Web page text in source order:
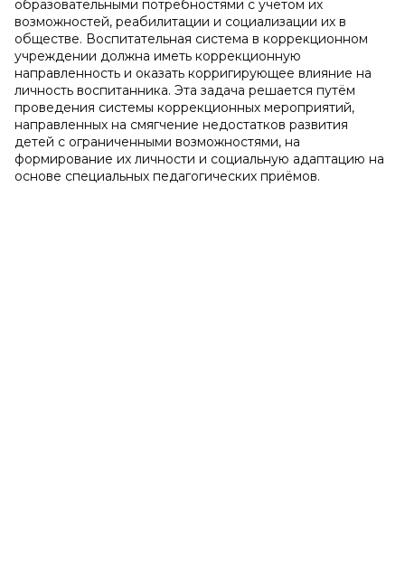
образовательными потребностями с учётом их
возможностей, реабилитации и социализации их в
обществе. Воспитательная система в коррекционном
учреждении должна иметь коррекционную
направленность и оказать корригирующее влияние на
личность воспитанника. Эта задача решается путём
проведения системы коррекционных мероприятий,
направленных на смягчение недостатков развития
детей с ограниченными возможностями, на
формирование их личности и социальную адаптацию на
основе специальных педагогических приёмов.